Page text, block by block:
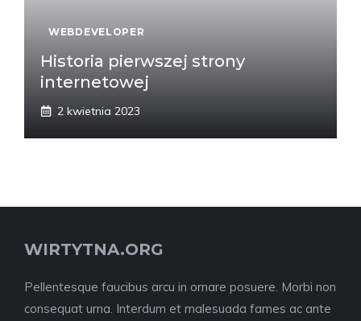
WEBDEVELOPER
Historia pierwszej strony
internetowej
2 kwietnia 2023
WIRTYTNA.ORG
Pellentesque faucibus arcu in ornare posuere. Morbi non
consequat urna. Interdum et malesuada fames ac ante